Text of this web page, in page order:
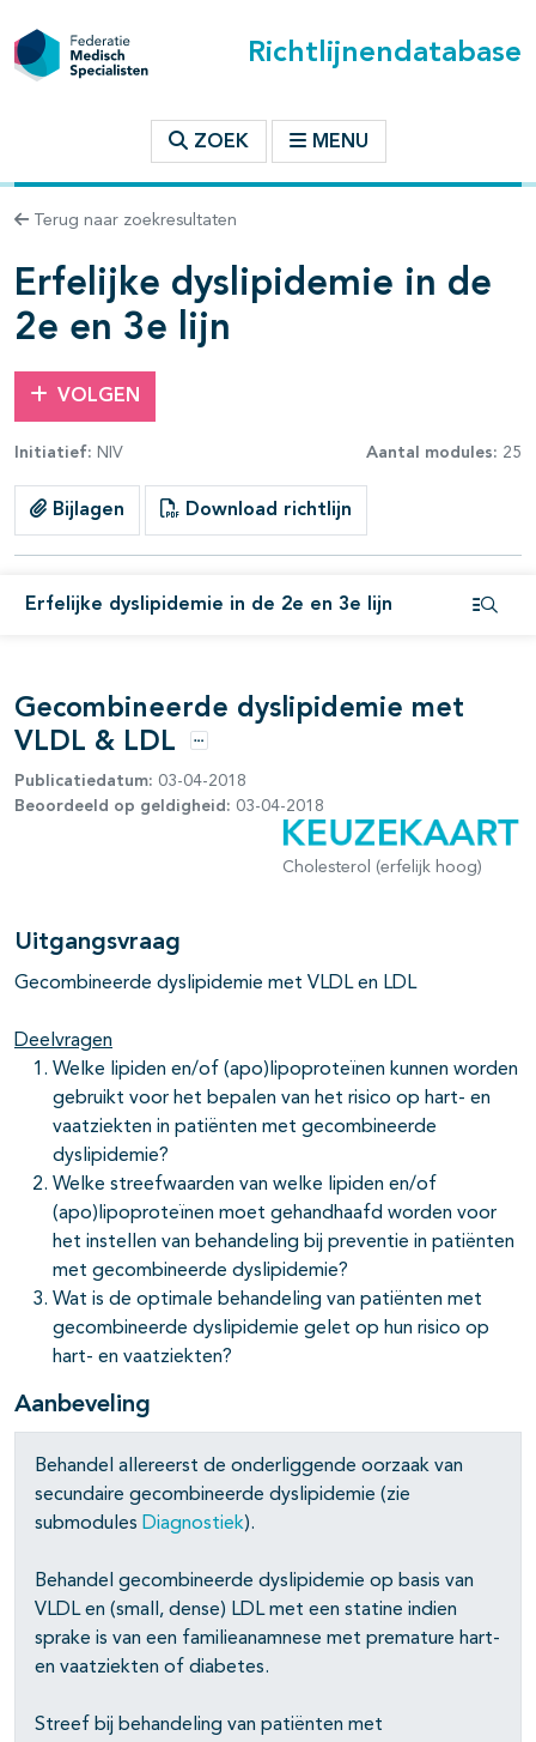
Richtlijnendatabase
ZOEK MENU
Terug naar zoekresultaten
Erfelijke dyslipidemie in de
2e en 3e lijn
VOLGEN
Initiatief: NIV Aantal modules: 25
Bijlagen Download richtlijn
Erfelijke dyslipidemie in de 2e en 3e lijn
binnen deze richtlijn
Gecombineerde dyslipidemie met
VLDL & LDL
Opties
Publicatiedatum: 03-04-2018
Beoordeeld op geldigheid: 03-04-2018
Cholesterol (erfelijk hoog)
Uitgangsvraag
Gecombineerde dyslipidemie met VLDL en LDL
Deelvragen
Welke lipiden en/of (apo)lipoproteïnen kunnen worden
gebruikt voor het bepalen van het risico op hart- en
vaatziekten in patiënten met gecombineerde
dyslipidemie?
Welke streefwaarden van welke lipiden en/of
(apo)lipoproteïnen moet gehandhaafd worden voor
het instellen van behandeling bij preventie in patiënten
met gecombineerde dyslipidemie?
Wat is de optimale behandeling van patiënten met
gecombineerde dyslipidemie gelet op hun risico op
hart- en vaatziekten?
Aanbeveling
Behandel allereerst de onderliggende oorzaak van
secundaire gecombineerde dyslipidemie (zie
submodules Diagnostiek).
Behandel gecombineerde dyslipidemie op basis van
VLDL en (small, dense) LDL met een statine indien
sprake is van een familieanamnese met premature hart-
en vaatziekten of diabetes.
Streef bij behandeling van patiënten met